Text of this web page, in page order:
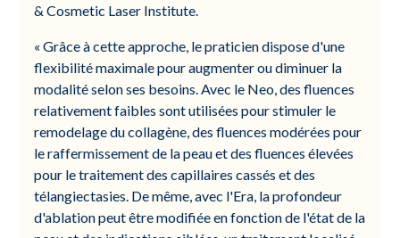
& Cosmetic Laser Institute.
« Grâce à cette approche, le praticien dispose d'une
flexibilité maximale pour augmenter ou diminuer la
modalité selon ses besoins. Avec le Neo, des fluences
relativement faibles sont utilisées pour stimuler le
remodelage du collagène, des fluences modérées pour
le raffermissement de la peau et des fluences élevées
pour le traitement des capillaires cassés et des
télangiectasies. De même, avec l'Era, la profondeur
d'ablation peut être modifiée en fonction de l'état de la